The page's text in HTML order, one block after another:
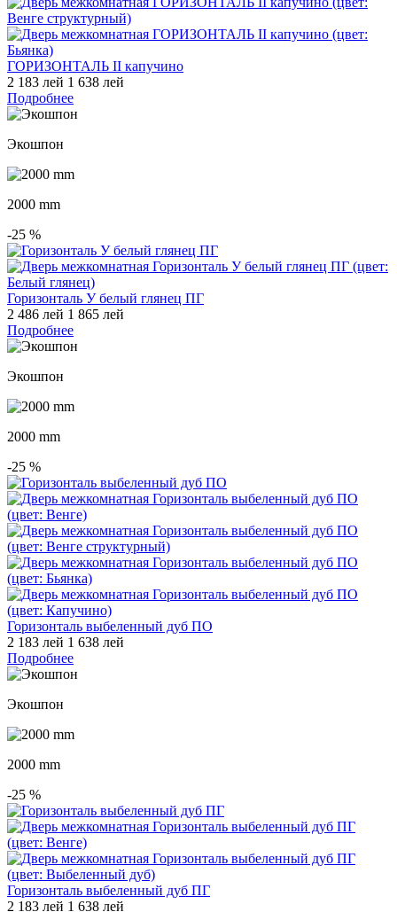
ГОРИЗОНТАЛЬ II капучино
2 183 лей 1 638 лей
Подробнее
Экошпон
2000 mm
-25 %
Горизонталь У белый глянец ПГ
2 486 лей 1 865 лей
Подробнее
Экошпон
2000 mm
-25 %
Горизонталь выбеленный дуб ПО
2 183 лей 1 638 лей
Подробнее
Экошпон
2000 mm
-25 %
Горизонталь выбеленный дуб ПГ
2 183 лей 1 638 лей